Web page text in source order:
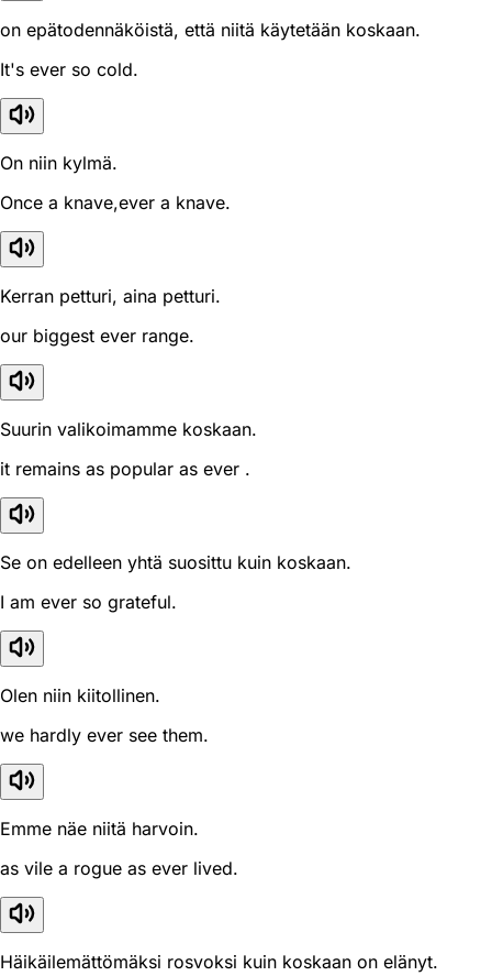
on epätodennäköistä, että niitä käytetään koskaan.
It's ever so cold.
On niin kylmä.
Once a knave,ever a knave.
Kerran petturi, aina petturi.
our biggest ever range.
Suurin valikoimamme koskaan.
it remains as popular as ever .
Se on edelleen yhtä suosittu kuin koskaan.
I am ever so grateful.
Olen niin kiitollinen.
we hardly ever see them.
Emme näe niitä harvoin.
as vile a rogue as ever lived.
Häikäilemättömäksi rosvoksi kuin koskaan on elänyt.